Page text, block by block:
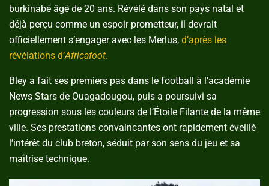
burkinabé âgé de 20 ans. Révélé dans son pays natal et
déjà perçu comme un espoir prometteur, il devrait
officiellement s’engager avec les Merlus, d’après les
révélations d’Africafoot.
Bley a fait ses premiers pas dans le football à l’académie
News Stars de Ouagadougou, puis a poursuivi sa
progression sous les couleurs de l’Étoile Filante de la même
ville. Ses prestations convaincantes ont rapidement éveillé
l’intérêt du club breton, séduit par son sens du jeu et sa
maîtrise technique.